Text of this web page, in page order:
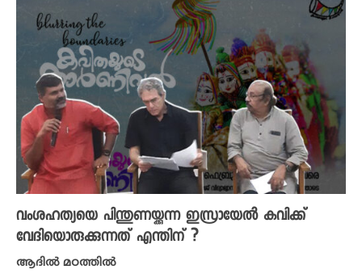
വംശഹത്യയെ പിന്തുണയ്ക്കുന്ന ഇസ്രായേൽ കവിക്ക്
വേദിയൊരുക്കുന്നത് എന്തിന് ?
ആദിൽ മഠത്തിൽ